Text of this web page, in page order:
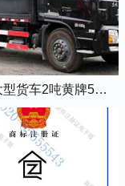
万源中大型货车2吨黄牌5米2厢式货车